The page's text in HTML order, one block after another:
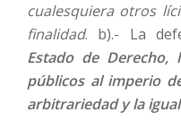
cualesquiera otros
finalidad. b).- La
Estado de Derecho,
públicos al imperio
arbitrariedad y la